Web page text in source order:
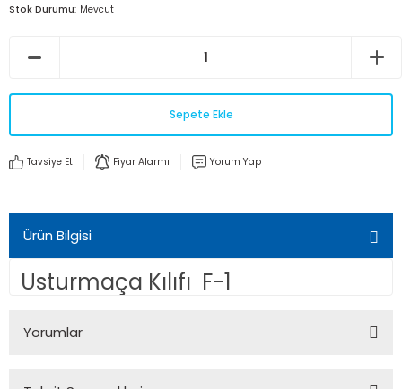
Stok Durumu Mevcut
Sepete Ekle
Tavsiye Et Fiyar Alarmı Yorum Yap
Ürün Bilgisi
Usturmaça Kılıfı F-1
Yorumlar